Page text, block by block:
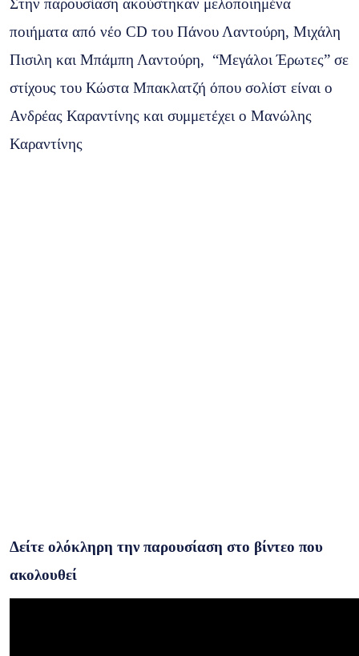
ποιήματα από νέο CD του Πάνου Λαντούρη, Μιχάλη
Πισιλη και Μπάμπη Λαντούρη, “Μεγάλοι Έρωτες” σε
στίχους του Κώστα Μπακλατζή όπου σολίστ είναι ο
Ανδρέας Καραντίνης και συμμετέχει ο Μανώλης
Καραντίνης
Δείτε ολόκληρη την παρουσίαση στο βίντεο που
ακολουθεί